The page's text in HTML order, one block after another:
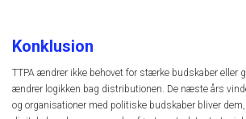
Konklusion
TTPA ændrer ikke behovet for stærke budskaber eller
ændrer logikken bag distributionen. De næste års
og organisationer med politiske budskaber bliver